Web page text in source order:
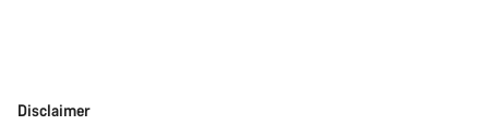
Disclaimer
Disclaimer